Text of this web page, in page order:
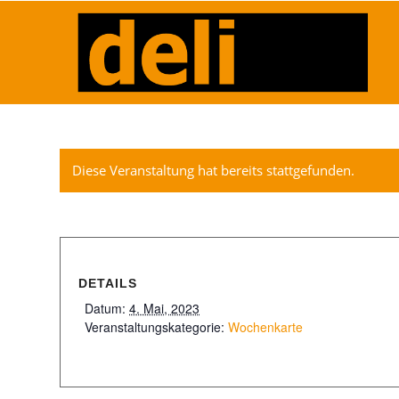
Diese Veranstaltung hat bereits stattgefunden.
DETAILS
Datum: 4. Mai, 2023
Veranstaltungskategorie: Wochenkarte